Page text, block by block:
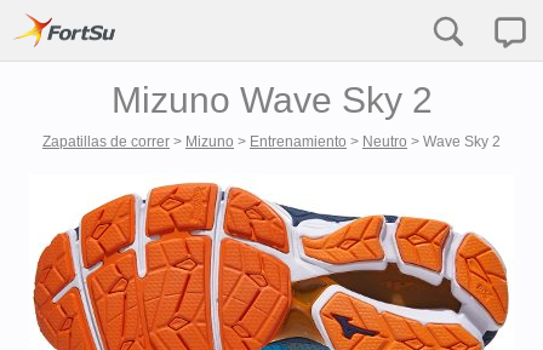
Mizuno Wave Sky 2
Zapatillas de correr > Mizuno > Entrenamiento > Neutro > Wave Sky 2